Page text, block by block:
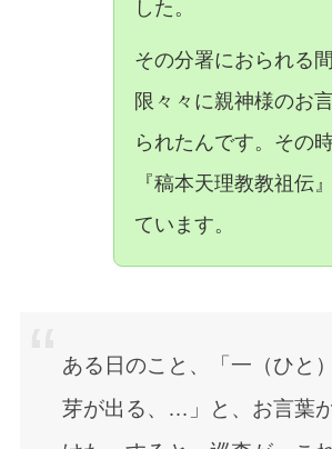
した。
その分署におられる
限々々に親神様のお
られたんです。その
『稿本天理教教祖伝
ています。
ある日のこと、「一（ひと）
芽が出る、…」と、お言葉